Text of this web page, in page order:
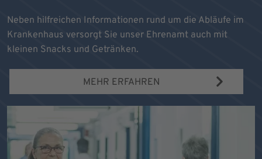
Neben hilfreichen Informationen rund um die Abläufe im
Krankenhaus versorgt Sie unser Ehrenamt auch mit
kleinen Snacks und Getränken.
MEHR ERFAHREN